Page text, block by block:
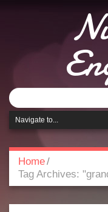
Home/
Tag Archives: